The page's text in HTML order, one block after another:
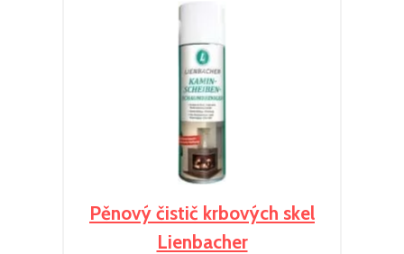
Pěnový čistič krbových skel
Lienbacher